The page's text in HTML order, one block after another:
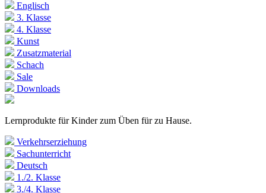
Englisch
3. Klasse
4. Klasse
Kunst
Zusatzmaterial
Schach
Sale
Downloads
Lernprodukte für Kinder zum Üben für zu Hause.
Verkehrserziehung
Sachunterricht
Deutsch
1./2. Klasse
3./4. Klasse